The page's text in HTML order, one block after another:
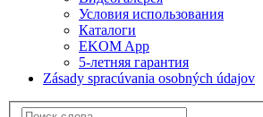
Условия использования
Каталоги
EKOM App
5-летняя гарантия
Zásady spracúvania osobných údajov